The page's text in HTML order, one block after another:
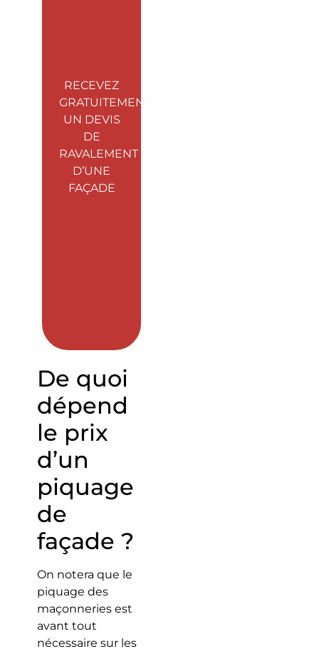
RECEVEZ
GRATUITEMENT
UN DEVIS
DE
RAVALEMENT
D’UNE
FAÇADE
De quoi
dépend
le prix
d’un
piquage
de
façade ?
On notera que le
piquage des
maçonneries est
avant tout
nécessaire sur les